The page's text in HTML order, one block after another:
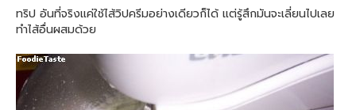
ทริป อันที่จริงแค่ใช้ไส้วิปครีมอย่างเดียวก็ได้ แต่รู้สึกมันจะเลี่ยนไปเลย
ทำไส้อื่นผสมด้วย